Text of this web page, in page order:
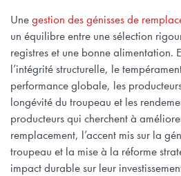
Unegestion des génisses de
un équilibre entre une sélection
registres et une bonne alimentation.
l’intégrité structurelle, le
performance globale, les
longévité du troupeau et les
producteurs qui cherchent à
remplacement, l’accent mis sur la
troupeau et la mise à la réforme
impact durable sur leur